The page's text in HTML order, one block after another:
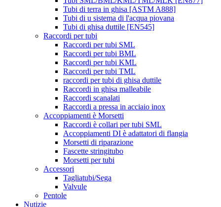
Tubi di terra in ghisa [ASTM A888]
Tubi di u sistema di l'acqua piovana
Tubi di ghisa duttile [EN545]
Raccordi per tubi
Raccordi per tubi SML
Raccordi per tubi BML
Raccordi per tubi KML
Raccordi per tubi TML
raccordi per tubi di ghisa duttile
Raccordi in ghisa malleabile
Raccordi scanalati
Raccordi a pressa in acciaio inox
Accoppiamenti è Morsetti
Raccordi è collari per tubi SML
Accoppiamenti DI è adattatori di flangia
Morsetti di riparazione
Fascette stringitubo
Morsetti per tubi
Accessori
Tagliatubi/Sega
Valvule
Pentole
Nutizie